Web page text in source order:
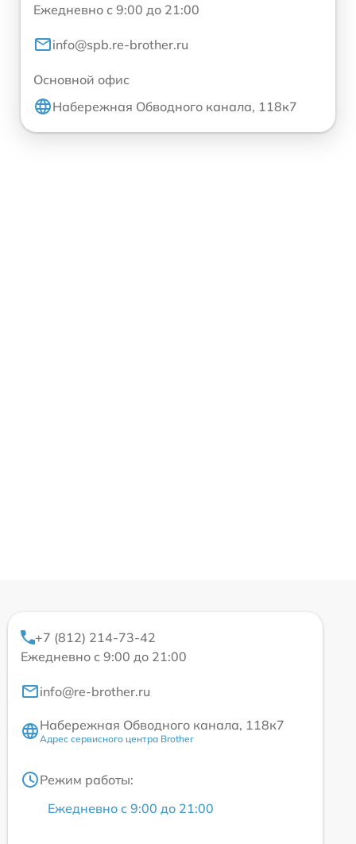
Ежедневно с 9:00 до 21:00
info@spb.re-brother.ru
Основной офис
Набережная Обводного канала, 118к7
+7 (812) 214-73-42
Ежедневно с 9:00 до 21:00
info@re-brother.ru
Набережная Обводного канала, 118к7
Адрес сервисного центра Brother
Режим работы:
Ежедневно с 9:00 до 21:00